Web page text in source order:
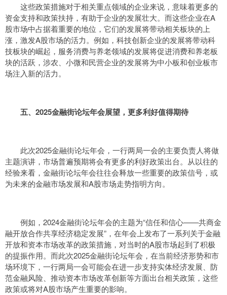
这些政策措施对于相关重点领域的企业来说，意味着更多的
资金支持和政策扶持，有助于企业的发展壮大。而这些企业在A
股市场中占据着重要的地位，它们的发展将带动相关板块的上
涨，激发A股市场的活力。例如，科技创新企业的发展将带动科
技板块的崛起，服务消费与养老领域的发展将促进消费和养老板
块的活跃，涉农、小微和民营企业的发展将为中小板和创业板市
场注入新的活力。
五、2025金融街论坛年会展望，更多利好值得期待
此次2025金融街论坛年会，一行两局一会的主要负责人将做
主题演讲，市场普遍预期将会有更多的利好政策出台。从以往的
经验来看，金融街论坛年会往往会释放一些重要的政策信号，或
为未来的金融市场发展和A股市场走势指明方向。
例如，2024金融街论坛年会的主题为“信任和信心——共商金
融开放合作共享经济稳定发展”，在年会上发布了一系列关于金融
开放和资本市场改革的政策措施，对当时的A股市场起到了积极
的提振作用。而此次2025金融街论坛年会，在当前经济形势和市
场环境下，一行两局一会可能会在进一步支持实体经济发展、防
范金融风险、推动资本市场改革创新等方面出台相关政策，这些
政策或将对A股市场产生重要的影响。